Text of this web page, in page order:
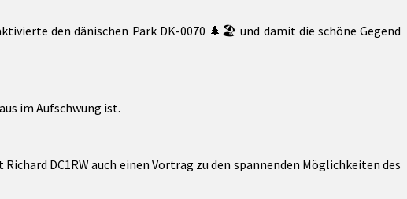
den dänischen Park DK-0070 🌲🏖 und damit die schöne Gegend
im Aufschwung ist.
DC1RW auch einen Vortrag zu den spannenden Möglichkeiten des